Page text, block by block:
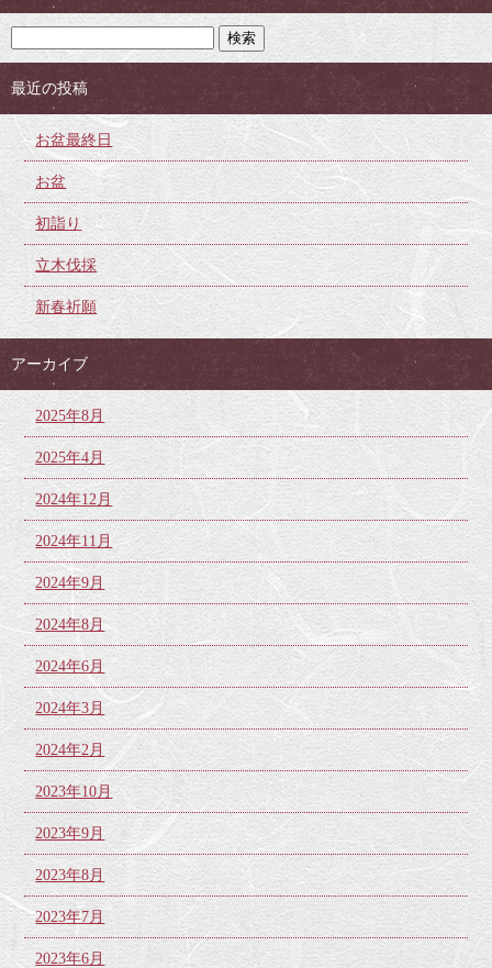
最近の投稿
お盆最終日
お盆
初詣り
立木伐採
新春祈願
アーカイブ
2025年8月
2025年4月
2024年12月
2024年11月
2024年9月
2024年8月
2024年6月
2024年3月
2024年2月
2023年10月
2023年9月
2023年8月
2023年7月
2023年6月